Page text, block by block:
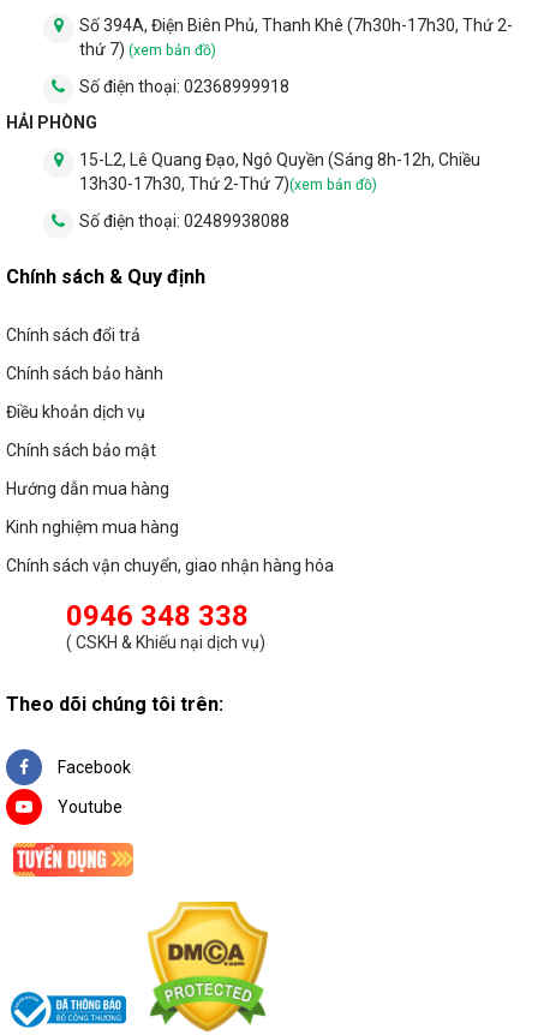
Địa chỉ mua đèn tường pha lê Luxury cao
cấp
Mẫu đèn tường pha lê được bán tại LED Xanh được rất nhiều
chủ đầu tư và khách hàng ưa chuộng nhờ tính thẩm mỹ và vẻ
đẹp mà nó mang lại.
LED Xanh cùng đội ngũ nhân viên tư vấn chuyên nghiệp, giàu
kinh nghiệm sẽ giúp quý khách hàng lựa chọn được mẫu đèn
tường phù hợp với nhu cầu cũng như kiến trúc cho mỗi gia
Số 394A, Điện Biên Phủ, Thanh Khê (7h30h-17h30, Thứ 2-
thứ 7) (xem bản đồ)
Số điện thoại: 02368999918
HẢI PHÒNG
15-L2, Lê Quang Đạo, Ngô Quyền (Sáng 8h-12h, Chiều
13h30-17h30, Thứ 2-Thứ 7)(xem bản đồ)
Số điện thoại: 02489938088
Chính sách & Quy định
Chính sách đổi trả
Chính sách bảo hành
Điều khoản dịch vụ
Chính sách bảo mật
Hướng dẫn mua hàng
Kinh nghiệm mua hàng
Chính sách vận chuyển, giao nhận hàng hóa
0946 348 338
( CSKH & Khiếu nại dịch vụ)
Theo dõi chúng tôi trên:
Facebook
Youtube